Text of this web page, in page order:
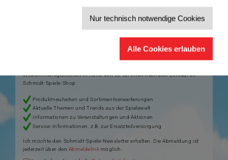
Nur technisch notwendige Cookies
Alle Cookies erlauben
Der Schmidt-Spiele-Newsletter
Jetzt anmelden und 5€ Willkommensrabatt sichern
Willkommensgutschein in Höhe von 5€ für Ihren nächsten Einkauf im
Schmidt-Spiele-Shop.
Produktneuheiten und Sortimentserweiterungen
Aktuelle Themen und Trends aus der Spielewelt
Informationen zu Veranstaltungen und Aktionen
Service-Informationen, z.B. zur Ersatzteilversorgung
Ich möchte den Schmidt-Spiele-Newsletter erhalten. Die Abmeldung ist
jederzeit über den Abmeldelink möglich.